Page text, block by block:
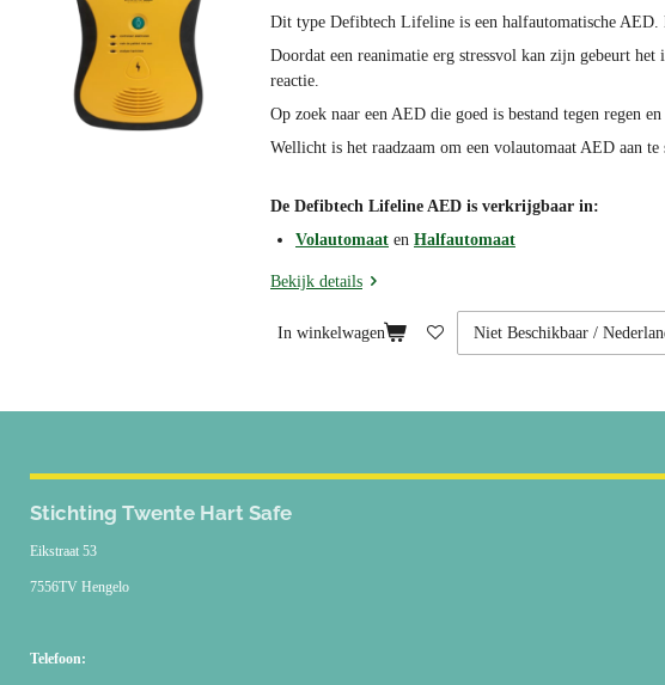
Dit type Defibtech Lifeline is een halfautomatische AED.
Doordat een reanimatie erg stressvol kan zijn gebeurt
reactie.
Op zoek naar een AED die goed is bestand tegen regen
Wellicht is het raadzaam om een volautomaat AED aan te
De Defibtech Lifeline AED is verkrijgbaar in:
Volautomaat en Halfautomaat
Bekijk details
In winkelwagen
Stichting Twente Hart Safe
Eikstraat 53
7556TV Hengelo
Telefoon: